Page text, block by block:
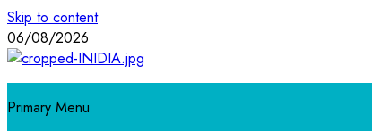
Skip to content
06/08/2026
Primary Menu